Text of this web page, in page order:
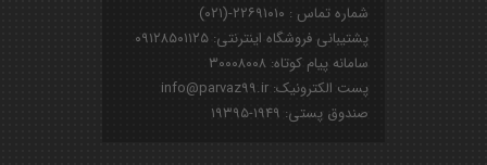
شماره تماس : ۲۲۶۹۱۰۱۰-(۰۲۱)
پشتیبانی فروشگاه اینترنتی: ۰۹۱۲۸۵۰۱۱۲۵
سامانه پیام کوتاه: ۳۰۰۰۸۰۰۸
پست الکترونیک: info@parvaz99.ir
صندوق پستی: ۱۹۴۹-۱۹۳۹۵